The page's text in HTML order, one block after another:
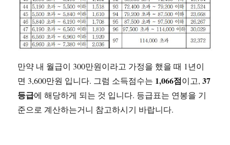
만약 내 월급이 300만원이라고 가정을 했을 때 1년이
면 3,600만원 입니다. 그럼 소득점수는 1,066점이고,37
등급에 해당하게 되는 것 입니다. 등급표는 연봉을 기
준으로 계산하는거니 참고하시기 바랍니다.